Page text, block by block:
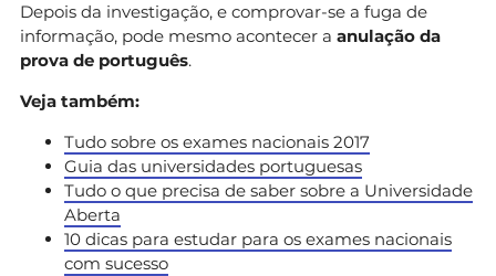
Depois da investigação, e comprovar-se a fuga de
informação, pode mesmo acontecer a anulação da
prova de português.
Veja também:
Tudo sobre os exames nacionais 2017
Guia das universidades portuguesas
Tudo o que precisa de saber sobre a Universidade
Aberta
10 dicas para estudar para os exames nacionais
com sucesso